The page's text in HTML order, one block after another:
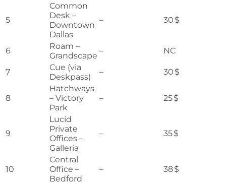
5
Common
Desk –
Downtown
Dallas
– 30 $
6
Roam –
Grandscape
– NC
7
Cue (via
Deskpass)
– 30 $
8
Hatchways
– Victory
Park
– 25 $
9
Lucid
Private
Offices –
Galleria
– 35 $
10
Central
Office –
Bedford
– 38 $